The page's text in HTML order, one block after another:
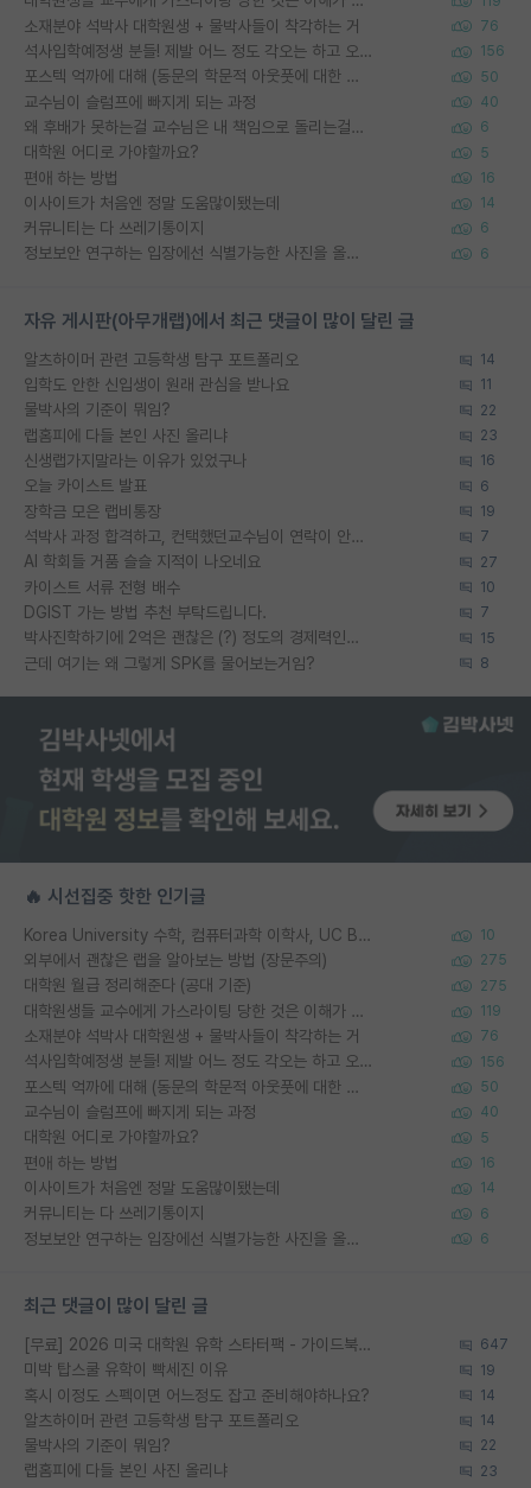
소재분야 석박사 대학원생 + 물박사들이 착각하는 거 76
석사입학예정생 분들! 제발 어느 정도 각오는 하고 오세요. 156
포스텍 억까에 대해 (동문의 학문적 아웃풋에 대한 반박) 50
교수님이 슬럼프에 빠지게 되는 과정 40
왜 후배가 못하는걸 교수님은 내 책임으로 돌리는걸까요? 6
대학원 어디로 가야할까요? 5
편애 하는 방법 16
이사이트가 처음엔 정말 도움많이됐는데 14
커뮤니티는 다 쓰레기통이지 6
정보보안 연구하는 입장에선 식별가능한 사진을 올리는건 비추이긴함 6
자유 게시판(아무개랩)에서 최근 댓글이 많이 달린 글
알츠하이머 관련 고등학생 탐구 포트폴리오 14
입학도 안한 신입생이 원래 관심을 받나요 11
물박사의 기준이 뭐임? 22
랩홈피에 다들 본인 사진 올리냐 23
신생랩가지말라는 이유가 있었구나 16
오늘 카이스트 발표 6
장학금 모은 랩비통장 19
석박사 과정 합격하고, 컨택했던교수님이 연락이 안됩니다... 7
AI 학회들 거품 슬슬 지적이 나오네요 27
카이스트 서류 전형 배수 10
DGIST 가는 방법 추천 부탁드립니다. 7
박사진학하기에 2억은 괜찮은 (?) 정도의 경제력인가요 15
근데 여기는 왜 그렇게 SPK를 물어보는거임? 8
🔥 시선집중 핫한 인기글
Korea University 수학, 컴퓨터과학 이학사, UC Berkeley 산업공학 대학원 공학박사가 되는 것은 쉽지 않겠죠? 10
외부에서 괜찮은 랩을 알아보는 방법 (장문주의) 275
대학원 월급 정리해준다 (공대 기준) 275
대학원생들 교수에게 가스라이팅 당한 것은 이해가 갑니다. 안타깝네요. 119
소재분야 석박사 대학원생 + 물박사들이 착각하는 거 76
석사입학예정생 분들! 제발 어느 정도 각오는 하고 오세요. 156
포스텍 억까에 대해 (동문의 학문적 아웃풋에 대한 반박) 50
교수님이 슬럼프에 빠지게 되는 과정 40
대학원 어디로 가야할까요? 5
편애 하는 방법 16
이사이트가 처음엔 정말 도움많이됐는데 14
커뮤니티는 다 쓰레기통이지 6
정보보안 연구하는 입장에선 식별가능한 사진을 올리는건 비추이긴함 6
최근 댓글이 많이 달린 글
[무료] 2026 미국 대학원 유학 스타터팩 - 가이드북 & 합격자 컨택메일 템플릿 647
미박 탑스쿨 유학이 빡세진 이유 19
혹시 이정도 스펙이면 어느정도 잡고 준비해야하나요? 14
알츠하이머 관련 고등학생 탐구 포트폴리오 14
물박사의 기준이 뭐임? 22
랩홈피에 다들 본인 사진 올리냐 23